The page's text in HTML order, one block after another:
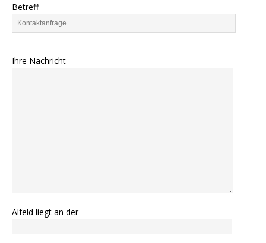
Betreff
Ihre Nachricht
Alfeld liegt an der